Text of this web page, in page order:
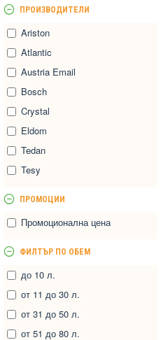
ПРОИЗВОДИТЕЛИ
Ariston
Atlantic
Austria Email
Bosch
Crystal
Eldom
Tedan
Tesy
ФИЛТЪР ПО ОБЕМ
до 10 л.
от 11 до 30 л.
от 31 до 50 л.
от 51 до 80 л.
ПРОМОЦИИ
Промоционална цена